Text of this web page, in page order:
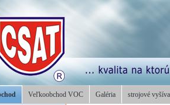
Veľkoobchod VOC Galéria strojové